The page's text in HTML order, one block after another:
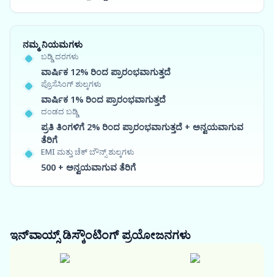
ನಮ್ಮ ನಿಯಮಗಳು
ಬಡ್ಡಿ ದರಗಳು
ವಾರ್ಷಿಕ 12% ರಿಂದ ಪ್ರಾರಂಭವಾಗುತ್ತದೆ
ಪ್ರೊಸೆಸಿಂಗ್ ಶುಲ್ಕಗಳು
ವಾರ್ಷಿಕ 1% ರಿಂದ ಪ್ರಾರಂಭವಾಗುತ್ತದೆ
ದಂಡದ ಬಡ್ಡಿ
ಪ್ರತಿ ತಿಂಗಳಿಗೆ 2% ರಿಂದ ಪ್ರಾರಂಭವಾಗುತ್ತದೆ + ಅನ್ವಯವಾಗುವ
ತೆರಿಗೆ
EMI ಮತ್ತು ಚೆಕ್ ಬೌನ್ಸ್ ಶುಲ್ಕಗಳು
500 + ಅನ್ವಯವಾಗುವ ತೆರಿಗೆ
ಇನ್‌ವಾಯ್ಸ್ ಡಿಸ್ಕೌಂಟಿಂಗ್ಪ್ರಯೋಜನಗಳು